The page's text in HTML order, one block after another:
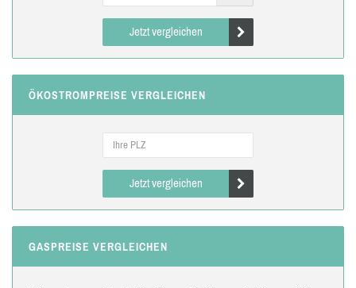
Jetzt vergleichen
ÖKOSTROMPREISE VERGLEICHEN
Jetzt vergleichen
GASPREISE VERGLEICHEN